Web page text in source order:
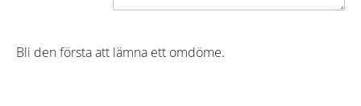
Bli den första att lämna ett omdöme.